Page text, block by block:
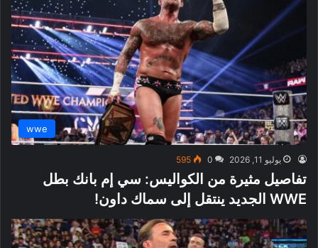
wwe
يوليو 11, 2026 0
595
تفاصيل مثيرة من الكواليس: سي إم بانك بطل
WWE الجديد ينتقل إلى سماك داون!